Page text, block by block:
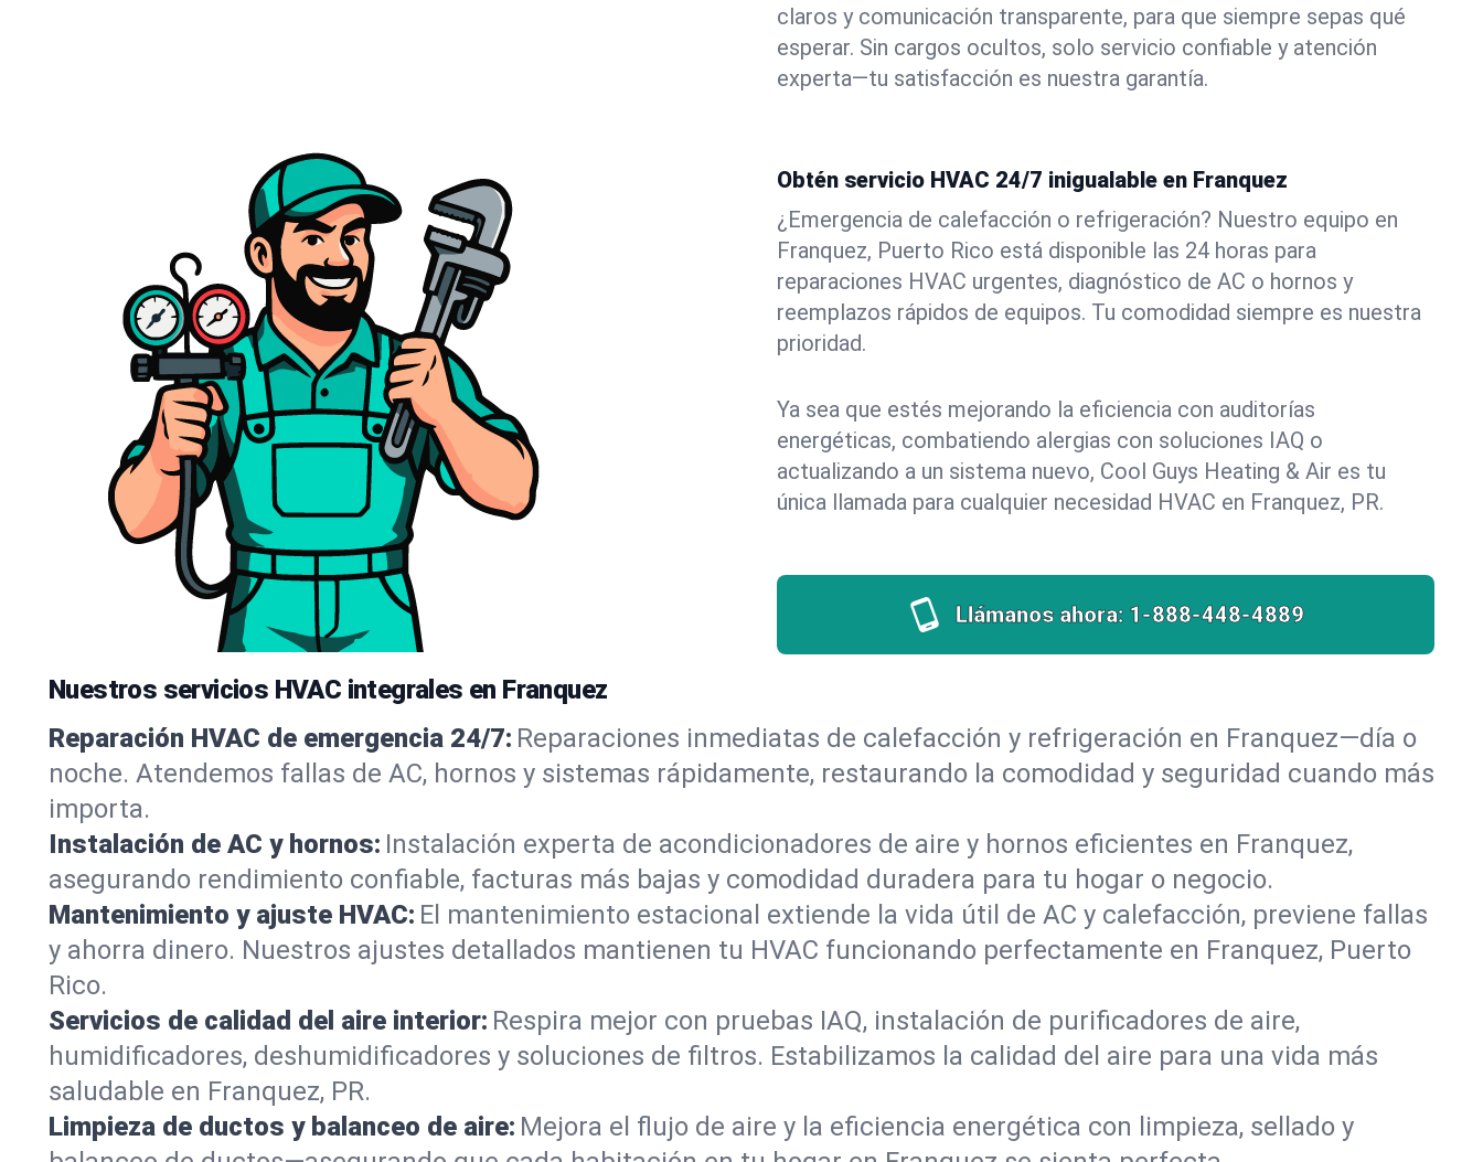
claros y comunicación transparente, para que siempre sepas qué
esperar. Sin cargos ocultos, solo servicio confiable y atención
experta—tu satisfacción es nuestra garantía.
Obtén servicio HVAC 24/7 inigualable en Franquez
¿Emergencia de calefacción o refrigeración? Nuestro equipo en
Franquez, Puerto Rico está disponible las 24 horas para
reparaciones HVAC urgentes, diagnóstico de AC o hornos y
reemplazos rápidos de equipos. Tu comodidad siempre es nuestra
prioridad.
Ya sea que estés mejorando la eficiencia con auditorías
energéticas, combatiendo alergias con soluciones IAQ o
actualizando a un sistema nuevo, Cool Guys Heating & Air es tu
única llamada para cualquier necesidad HVAC en Franquez, PR.
Llámanos ahora: 1-888-448-4889
Nuestros servicios HVAC integrales en Franquez
Reparación HVAC de emergencia 24/7: Reparaciones inmediatas de calefacción y refrigeración en Franquez—día o
noche. Atendemos fallas de AC, hornos y sistemas rápidamente, restaurando la comodidad y seguridad cuando más
importa.
Instalación de AC y hornos: Instalación experta de acondicionadores de aire y hornos eficientes en Franquez,
asegurando rendimiento confiable, facturas más bajas y comodidad duradera para tu hogar o negocio.
Mantenimiento y ajuste HVAC: El mantenimiento estacional extiende la vida útil de AC y calefacción, previene fallas
y ahorra dinero. Nuestros ajustes detallados mantienen tu HVAC funcionando perfectamente en Franquez, Puerto
Rico.
Servicios de calidad del aire interior: Respira mejor con pruebas IAQ, instalación de purificadores de aire,
humidificadores, deshumidificadores y soluciones de filtros. Estabilizamos la calidad del aire para una vida más
saludable en Franquez, PR.
Limpieza de ductos y balanceo de aire: Mejora el flujo de aire y la eficiencia energética con limpieza, sellado y